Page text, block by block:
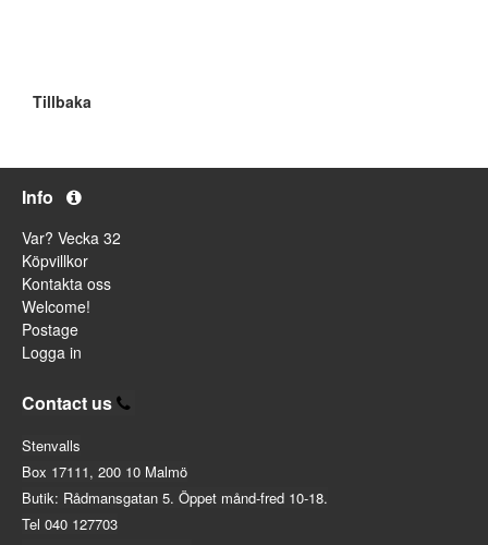
Tillbaka
Info
Var? Vecka 32
Köpvillkor
Kontakta oss
Welcome!
Postage
Logga in
Contact us
Stenvalls
Box 17111, 200 10 Malmö
Butik: Rådmansgatan 5. Öppet månd-fred 10-18.
Tel 040 127703